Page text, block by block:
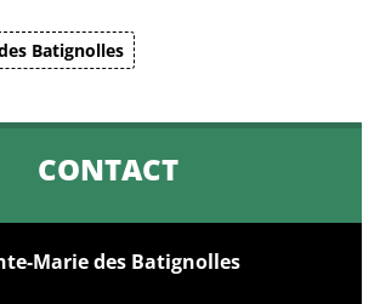
Batignolles
CONTACT
Marie des Batignolles